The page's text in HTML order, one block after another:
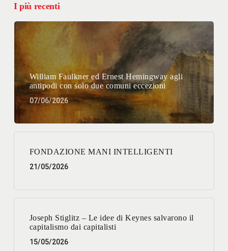
I più recenti
William Faulkner ed Ernest Hemingway agli
antipodi con solo due comuni eccezioni
07/06/2026
FONDAZIONE MANI INTELLIGENTI
21/05/2026
Joseph Stiglitz – Le idee di Keynes salvarono il
capitalismo dai capitalisti
15/05/2026